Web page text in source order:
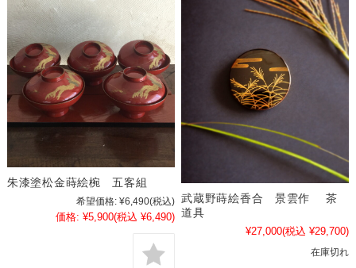
朱漆塗松金蒔絵椀 五客組
希望価格: ¥6,490(税込)
価格: ¥5,900(税込 ¥6,490)
武蔵野蒔絵香合 景雲作 茶
道具
¥27,000(税込 ¥29,700)
在庫切れ